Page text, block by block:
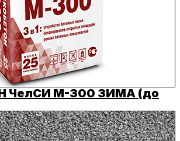
ЧелСИ М-300 ЗИМА (до